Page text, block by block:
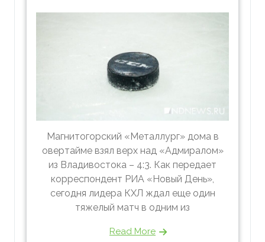
Магнитогорский «Металлург» дома в
овертайме взял верх над «Адмиралом»
из Владивостока – 4:3. Как передает
корреспондент РИА «Новый День»,
сегодня лидера КХЛ ждал еще один
тяжелый матч в одним из
Read More